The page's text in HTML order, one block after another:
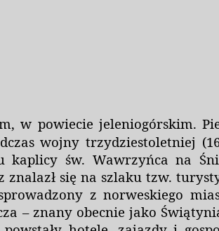
w powiecie jeleniogórskim.
wojny trzydziestoletniej
św. Wawrzyńca na
znalazł się na szlaku tzw.
z norweskiego
– znany obecnie jako